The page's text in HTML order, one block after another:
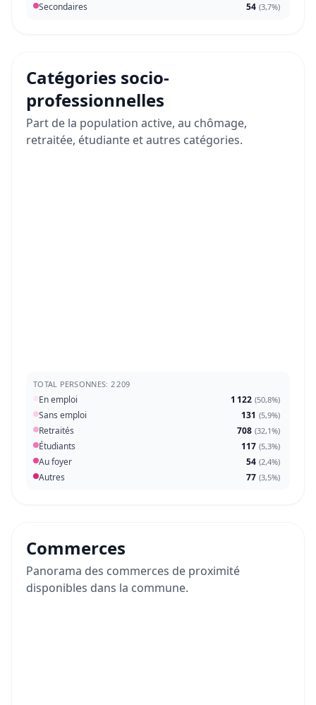
Secondaires 54 (3,7%)
Catégories socio-
professionnelles
Part de la population active, au chômage,
retraitée, étudiante et autres catégories.
TOTAL PERSONNES: 2 209
En emploi 1 122 (50,8%)
Sans emploi 131 (5,9%)
Retraités 708 (32,1%)
Étudiants 117 (5,3%)
Au foyer 54 (2,4%)
Autres 77 (3,5%)
Commerces
Panorama des commerces de proximité
disponibles dans la commune.